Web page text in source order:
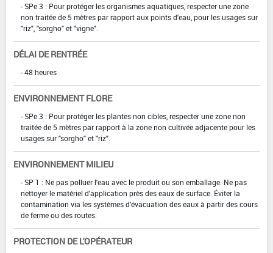
- SPe 3 : Pour protéger les organismes aquatiques, respecter une zone
non traitée de 5 mètres par rapport aux points d'eau, pour les usages sur
"riz", "sorgho" et "vigne".
DÉLAI DE RENTRÉE
- 48 heures
ENVIRONNEMENT FLORE
- SPe 3 : Pour protéger les plantes non cibles, respecter une zone non
traitée de 5 mètres par rapport à la zone non cultivée adjacente pour les
usages sur "sorgho" et "riz".
ENVIRONNEMENT MILIEU
- SP 1 : Ne pas polluer l'eau avec le produit ou son emballage. Ne pas
nettoyer le matériel d'application près des eaux de surface. Éviter la
contamination via les systèmes d'évacuation des eaux à partir des cours
de ferme ou des routes.
PROTECTION DE L'OPÉRATEUR